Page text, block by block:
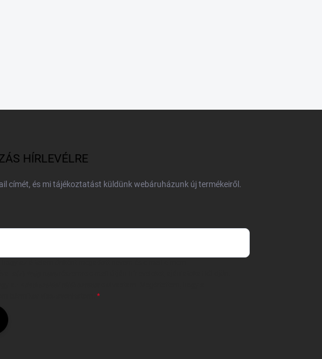
HÍRLEVÉLRE
címét, és mi tájékoztatást küldünk webáruházunk új termékeiről.